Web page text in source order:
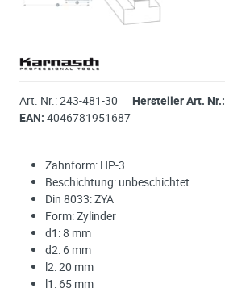
Art. Nr.:243-481-30 Hersteller Art. Nr.:
EAN: 4046781951687
Zahnform: HP-3
Beschichtung: unbeschichtet
Din 8033: ZYA
Form: Zylinder
d1: 8 mm
d2: 6 mm
l2: 20 mm
l1: 65 mm